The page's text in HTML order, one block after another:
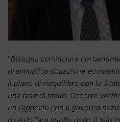
“Bisogna cominciare
drammatica situazione
Il piano di riequilibro con lo
una fase di stallo. Occorre
un rapporto con il governo
poterlo fare subito dopo il mio